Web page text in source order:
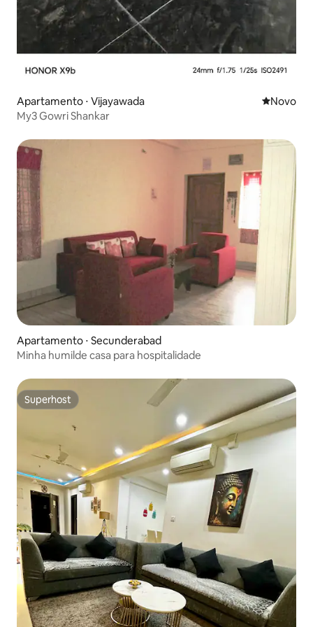
Apartamento ⋅ Vijayawada Novo
Novo
My3 Gowri Shankar
Apartamento ⋅ Secunderabad
Minha humilde casa para hospitalidade
Superhost
Superhost